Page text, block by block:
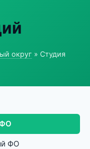
округ » Студия
ФО